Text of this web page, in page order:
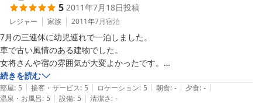
5 2011年7月18日投稿
レジャー 家族 2011年7月宿泊
7月の三連休に幼児連れで一泊しました。
車で古い風情のある建物でした。
女将さんや宿の雰囲気が大変よかったです。
クーラーがなくても涼しく、
足音が響かないように静か宿の中を歩くと、
続きを読む
部屋: 5 | 接客・サービス: 5 | ロケーション: 5 | 朝食: - | 夕食: - |
温泉・お風呂: 5 | 設備: 5 | 清潔さ: -